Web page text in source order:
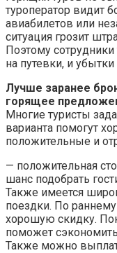
туроператор видит
авиабилетов или
ситуация грозит
Поэтому
на путевки, и
Лучше заранее
горящее
Многие туристы
варианта помогут
положительные и
— положительная
шанс подобрать
Также имеется
поездки. По
хорошую скидку.
поможет
Также можно